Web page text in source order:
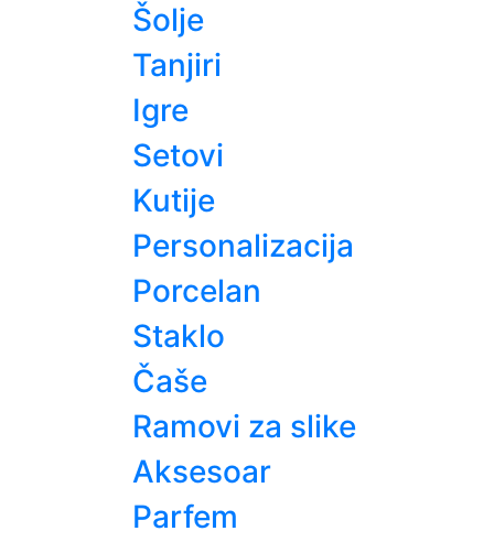
Šolje
Tanjiri
Igre
Setovi
Kutije
Personalizacija
Porcelan
Staklo
Čaše
Ramovi za slike
Aksesoar
Parfem